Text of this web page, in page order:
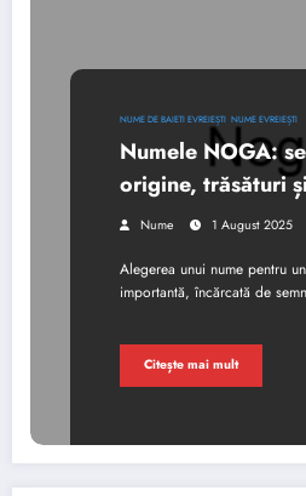
NUME DE BAIETI EVREIEȘTI NUME EVREIEȘTI
Numele NOGA:
origine, trăsături
Nume 1 August 2025
Alegerea unui nume pentru
importantă, încărcată de
Citește mai mult